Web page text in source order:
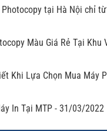
Photocopy tại Hà Nội chỉ
Màu Giá Rẻ Tại Khu
Khi Lựa Chọn Mua Máy
In Tại MTP- 31/03/2022